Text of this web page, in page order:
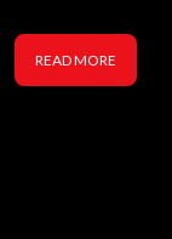
READ MORE